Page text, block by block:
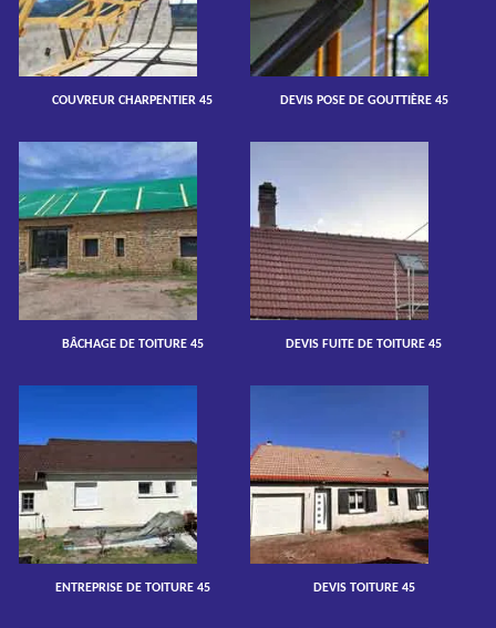
COUVREUR CHARPENTIER 45 DEVIS POSE DE GOUTTIÈRE 45
BÂCHAGE DE TOITURE 45 DEVIS FUITE DE TOITURE 45
ENTREPRISE DE TOITURE 45 DEVIS TOITURE 45